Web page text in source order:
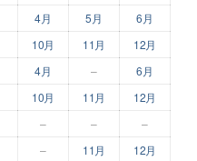
4月 5月
6月
10月 11月 12月
4月 –
6月
10月 11月 12月
– –
–
– 11月 12月